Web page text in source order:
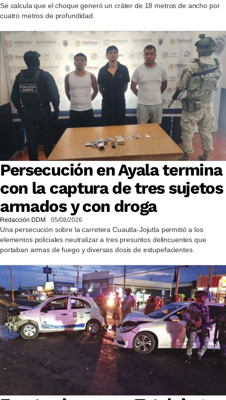
Se calcula que el choque generó un cráter de 18 metros de ancho por
cuatro metros de profundidad.
Persecución en Ayala termina
con la captura de tres sujetos
armados y con droga
Redacción DDM 05/08/2026
Una persecución sobre la carretera Cuautla-Jojutla permitió a los
elementos policiales neutralizar a tres presuntos delincuentes que
portaban armas de fuego y diversas dosis de estupefacientes.